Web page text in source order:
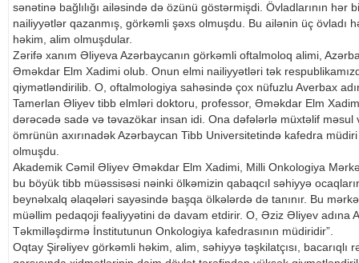
sənətinə bağlılığı ailəsində də özünü göstərmişdi. Övladlarının hər
nailiyyətlər qazanmış, görkəmli şəxs olmuşdu. Bu ailənin üç övladı
həkim, alim olmuşdular.
Zərifə xanım Əliyeva Azərbaycanın görkəmli oftalmoloq alimi,
Əməkdar Elm Xadimi olub. Onun elmi nailiyyətləri tək
qiymətləndirilib. O, oftalmologiya sahəsində çox nüfuzlu Averbax
Tamerlan Əliyev tibb elmləri doktoru, professor, Əməkdar Elm
dərəcədə sadə və təvazökar insan idi. Ona dəfələrlə müxtəlif
ömrünün axırınadək Azərbaycan Tibb Universitetində kafedra müdiri
olmuşdu.
Akademik Cəmil Əliyev Əməkdar Elm Xadimi, Milli Onkologiya
bu böyük tibb müəssisəsi nəinki ölkəmizin qabaqcıl səhiyyə
beynəlxalq əlaqələri sayəsində başqa ölkələrdə də tanınır. Bu
müəllim pedaqoji fəaliyyətini də davam etdirir. O, Əziz Əliyev adına
Təkmilləşdirmə İnstitutunun Onkologiya kafedrasının müdiridir”.
Oqtay Şirəliyev görkəmli həkim, alim, səhiyyə təşkilatçısı,